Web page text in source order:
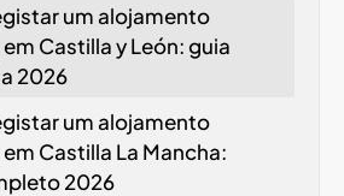
um alojamento
Castilla y León: guia
2026
um alojamento
Castilla La Mancha:
2026